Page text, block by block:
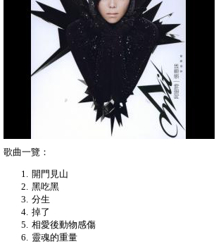
歌曲一覽：
開門見山
黑吃黑
分生
掉了
相愛後動物感傷
靈魂的重量